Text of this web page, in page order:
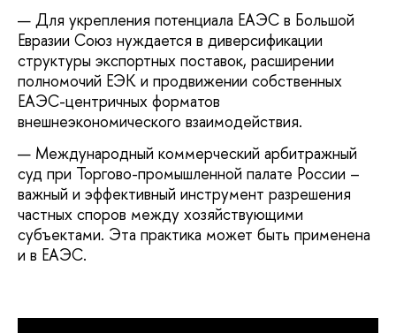
Для укрепления потенциала ЕАЭС в Большой
Евразии Союз нуждается в диверсификации
структуры экспортных поставок, расширении
полномочий ЕЭК и продвижении собственных
ЕАЭС-центричных форматов
внешнеэкономического взаимодействия.
Международный коммерческий арбитражный
суд при Торгово-промышленной палате России –
важный и эффективный инструмент разрешения
частных споров между хозяйствующими
субъектами. Эта практика может быть применена
и в ЕАЭС.